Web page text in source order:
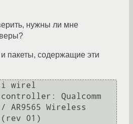
нужны ли мне
пакеты, содержащие эти
i wirel
Qualcomm
/ AR9565 Wireless
(rev 01)